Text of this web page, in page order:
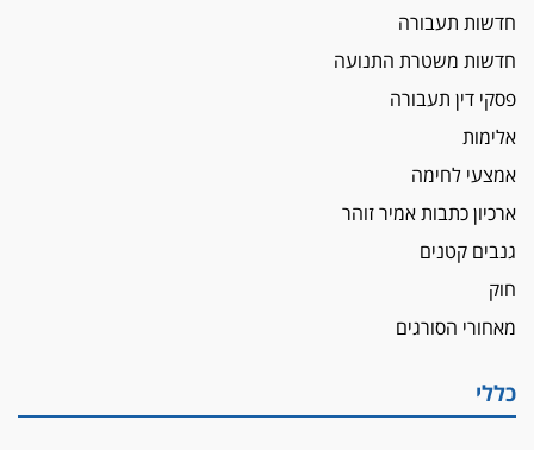
מחאת הפרקליטים והסנגורים
עם השופטים
הביקורת חוגגת
מבקר לשכת עורכי הדין בתביעה נגד "איכות
נכנס לאינדקס
לפני נקיטת צעדים
חדשות תעבורה
חדשות משטרת התנועה
פסקי דין תעבורה
אלימות
אמצעי לחימה
ארכיון כתבות אמיר זוהר
גנבים קטנים
חוק
מאחורי הסורגים
כללי